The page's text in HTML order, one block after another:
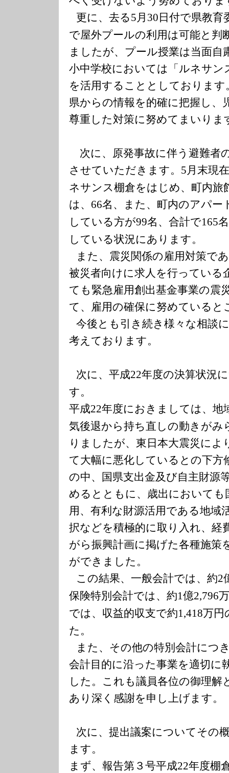
更に、去る5 月 30日付で県教育
で屋外プールの利用は可能と判
ましたが、プール授業は当面
小中学校においては「ルネサン
を活用することとしておりま
県からの情報を的確に把握し、
尊重した対策に努めてまいりま
次に、原発事故に伴う避難者
させていただきます。
5 月末現
ネサンス棚倉をはじめ、町内旅
は、
66名、また、町内のアパー
している方が99名、合計で165
している状況にあります。
また、震災関係の雇用対策で
被災者向けに求人を行っている
ても緊急雇用創出基金事業の震
て、雇用の確保に努めていると
今後とも引き続き様々な相談
考えております。
次に、平成22年度の決算状況
す。
平成22年度におきましては、地
気後退から持ち直しの動きが
りましたが、東日本大震災によ
て大幅に悪化しているとの下方
の中、国県支出金及び自主財源
めるとともに、歳出においても
用、有利な財源活用である地域
択などを積極的に取り入れ、経
がら振興計画に掲げた各種施策
ができました。
この結果、一般会計では、約2
保険特別会計では、約1億2,796
では、収益的収支で約1,418万円
た。
また、その他の特別会計につ
会計目的に沿った事業を適切に
した。これも議員各位の御理
あり深く感謝を申し上げます。
次に、提出議案についてその
ます。
まず、報告第３号平成22年度棚